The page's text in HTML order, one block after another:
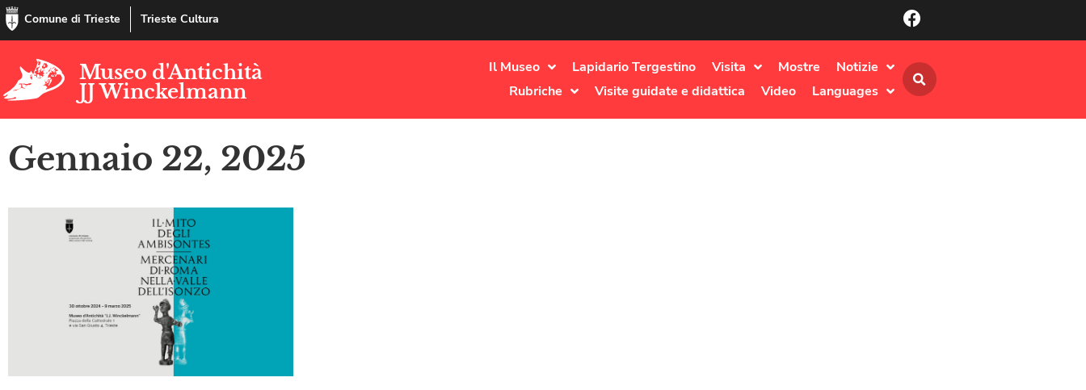
Comune di Trieste Trieste Cultura
Museo d'Antichità
JJ Winckelmann
Il Museo Lapidario Tergestino Visita Mostre
Notizie
Rubriche
Visite guidate e didattica Video Languages
Gennaio 22, 2025